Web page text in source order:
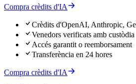
Compra crèdits d'IA
Crèdits d'OpenAI, Anthropic,
Venedors verificats amb custòdia
Accés garantit o reemborsament
Transferència en 24 hores
Compra crèdits d'IA